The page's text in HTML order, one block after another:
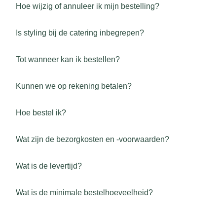
Hoe wijzig of annuleer ik mijn bestelling?
Is styling bij de catering inbegrepen?
Tot wanneer kan ik bestellen?
Kunnen we op rekening betalen?
Hoe bestel ik?
Wat zijn de bezorgkosten en -voorwaarden?
Wat is de levertijd?
Wat is de minimale bestelhoeveelheid?